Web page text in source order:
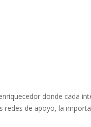
donde cada
de apoyo, la